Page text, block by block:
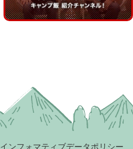
インフォマティブデータポリシー